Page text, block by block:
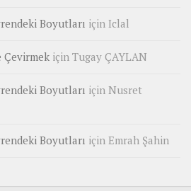
Boyutları için Iclal
Çevirmek için Tugay ÇAYLAN
Boyutları için Nusret
Boyutları için Emrah Şahin